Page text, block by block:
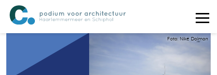
Foto: Niké Dolman